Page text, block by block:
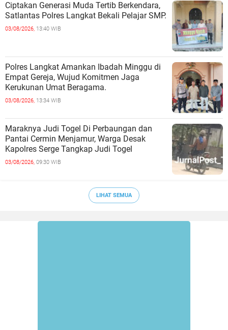
Ciptakan Generasi Muda Tertib Berkendara,
Satlantas Polres Langkat Bekali Pelajar SMP.
03/08/2026, 13:40 WIB
Polres Langkat Amankan Ibadah Minggu di
Empat Gereja, Wujud Komitmen Jaga
Kerukunan Umat Beragama.
03/08/2026, 13:34 WIB
Maraknya Judi Togel Di Perbaungan dan
Pantai Cermin Menjamur, Warga Desak
Kapolres Serge Tangkap Judi Togel
03/08/2026, 09:30 WIB
LIHAT SEMUA